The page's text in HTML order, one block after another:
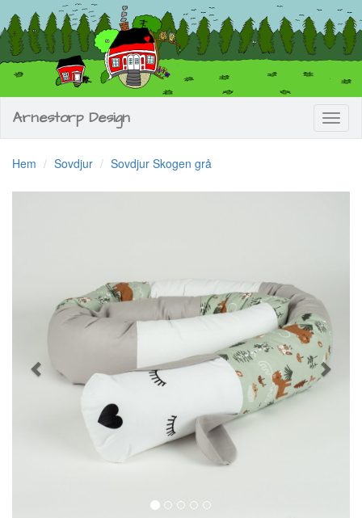
Arnestorp Design
Hem Sovdjur Sovdjur Skogen grå